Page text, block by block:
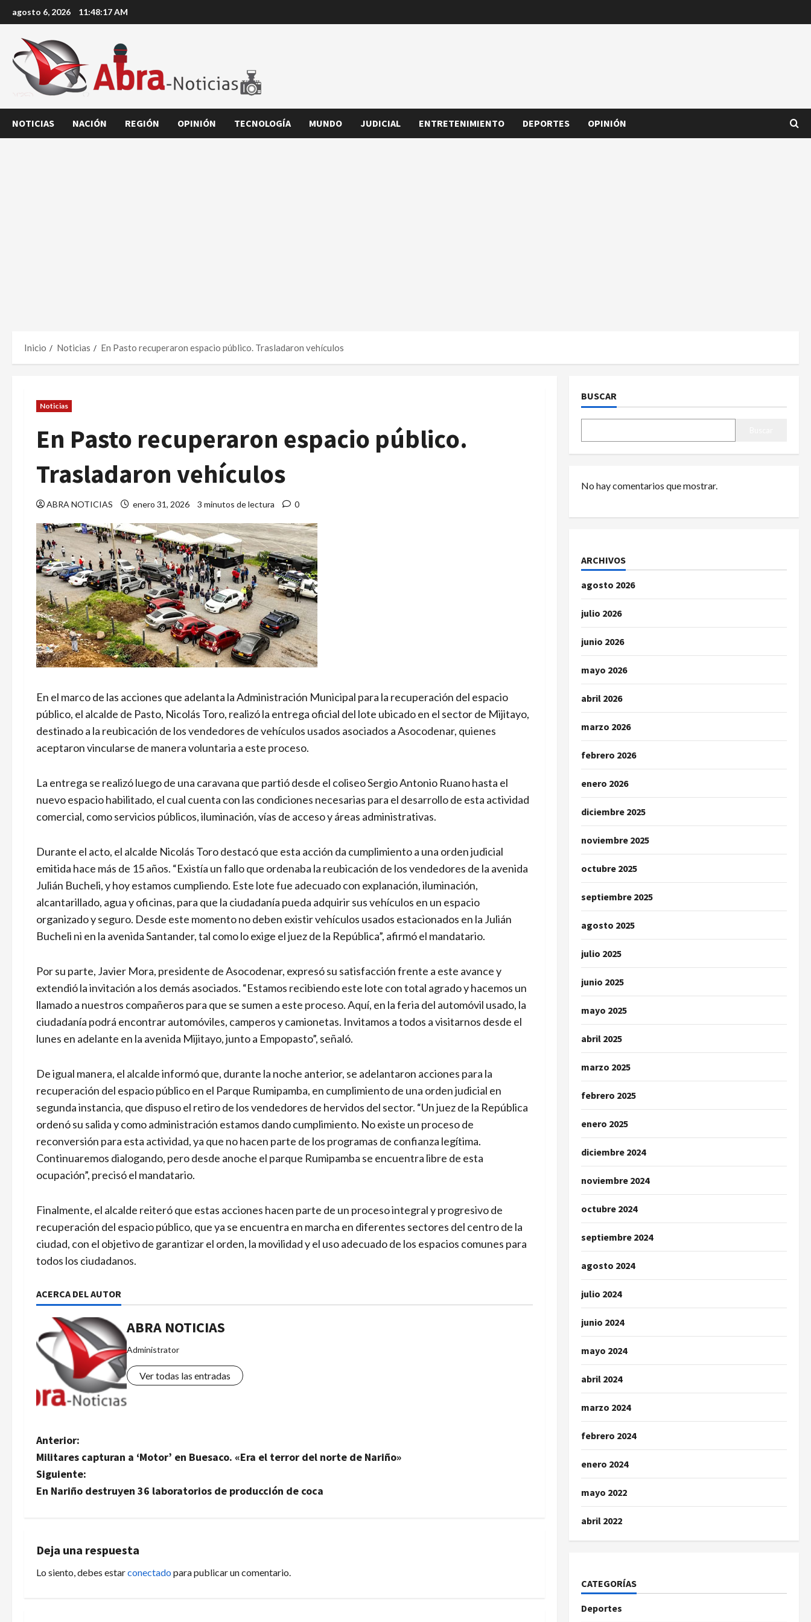
al
contenido
agosto 6, 2026 11:48:18 AM
NOTICIAS NACIÓN REGIÓN OPINIÓN TECNOLOGÍA MUNDO JUDICIAL ENTRETENIMIENTO DEPORTES OPINIÓN
Inicio Noticias En Pasto recuperaron espacio público. Trasladaron vehículos
Noticias
En Pasto recuperaron espacio público.
Trasladaron vehículos
ABRA NOTICIAS enero 31, 2026 3 minutos de lectura 0
En el marco de las acciones que adelanta la Administración Municipal para la recuperación del espacio
público, el alcalde de Pasto, Nicolás Toro, realizó la entrega oficial del lote ubicado en el sector de Mijitayo,
destinado a la reubicación de los vendedores de vehículos usados asociados a Asocodenar, quienes
aceptaron vincularse de manera voluntaria a este proceso.
La entrega se realizó luego de una caravana que partió desde el coliseo Sergio Antonio Ruano hasta el
nuevo espacio habilitado, el cual cuenta con las condiciones necesarias para el desarrollo de esta actividad
comercial, como servicios públicos, iluminación, vías de acceso y áreas administrativas.
Durante el acto, el alcalde Nicolás Toro destacó que esta acción da cumplimiento a una orden judicial
emitida hace más de 15 años. “Existía un fallo que ordenaba la reubicación de los vendedores de la avenida
Julián Bucheli, y hoy estamos cumpliendo. Este lote fue adecuado con explanación, iluminación,
alcantarillado, agua y oficinas, para que la ciudadanía pueda adquirir sus vehículos en un espacio
organizado y seguro. Desde este momento no deben existir vehículos usados estacionados en la Julián
Bucheli ni en la avenida Santander, tal como lo exige el juez de la República”, afirmó el mandatario.
Por su parte, Javier Mora, presidente de Asocodenar, expresó su satisfacción frente a este avance y
extendió la invitación a los demás asociados. “Estamos recibiendo este lote con total agrado y hacemos un
llamado a nuestros compañeros para que se sumen a este proceso. Aquí, en la feria del automóvil usado, la
ciudadanía podrá encontrar automóviles, camperos y camionetas. Invitamos a todos a visitarnos desde el
lunes en adelante en la avenida Mijitayo, junto a Empopasto”, señaló.
De igual manera, el alcalde informó que, durante la noche anterior, se adelantaron acciones para la
recuperación del espacio público en el Parque Rumipamba, en cumplimiento de una orden judicial en
segunda instancia, que dispuso el retiro de los vendedores de hervidos del sector. “Un juez de la República
ordenó su salida y como administración estamos dando cumplimiento. No existe un proceso de
reconversión para esta actividad, ya que no hacen parte de los programas de confianza legítima.
Continuaremos dialogando, pero desde anoche el parque Rumipamba se encuentra libre de esta
ocupación”, precisó el mandatario.
Finalmente, el alcalde reiteró que estas acciones hacen parte de un proceso integral y progresivo de
recuperación del espacio público, que ya se encuentra en marcha en diferentes sectores del centro de la
ciudad, con el objetivo de garantizar el orden, la movilidad y el uso adecuado de los espacios comunes para
todos los ciudadanos.
ACERCA DEL AUTOR
ABRA NOTICIAS
Administrator
Ver todas las entradas
N
a
v
g
a
Anterior:
Militares capturan a ‘Motor’ en Buesaco. «Era el terror del norte de Nariño»
Siguiente:
En Nariño destruyen 36 laboratorios de producción de coca
Deja una respuesta
Lo siento, debes estarconectado para publicar un comentario.
BUSCAR
No hay comentarios que mostrar.
ARCHIVOS
agosto 2026
julio 2026
junio 2026
mayo 2026
abril 2026
marzo 2026
febrero 2026
enero 2026
diciembre 2025
noviembre 2025
octubre 2025
septiembre 2025
agosto 2025
julio 2025
junio 2025
mayo 2025
abril 2025
marzo 2025
febrero 2025
enero 2025
diciembre 2024
noviembre 2024
octubre 2024
septiembre 2024
agosto 2024
julio 2024
junio 2024
mayo 2024
abril 2024
marzo 2024
febrero 2024
enero 2024
mayo 2022
abril 2022
CATEGORÍAS
Deportes